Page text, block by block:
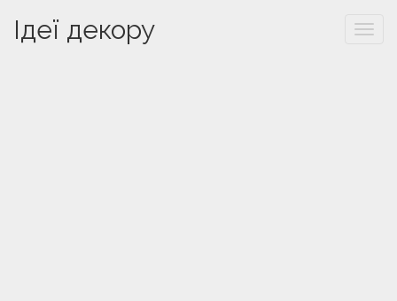
Ідеї декору